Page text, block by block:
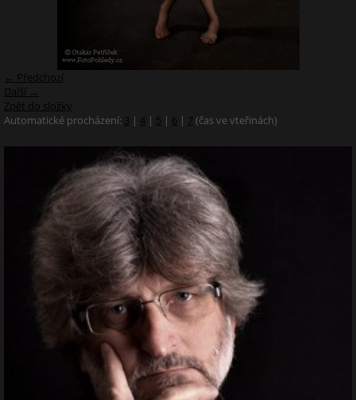
← Předchozí
Další →
Zpět do složky
Automatické procházení: 3 | 4 | 5 | 6 | 7 (čas ve vteřinách)